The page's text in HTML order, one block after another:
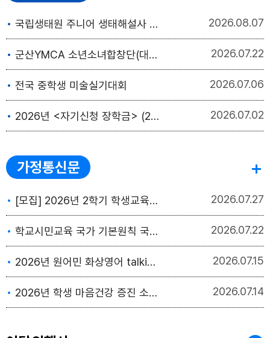
국립생태원 주니어 생태해설사 모집 안내 2026 08.07
군산YMCA 소년소녀합창단(대한민국) & 홍콩입스소년소녀합창단(홍콩) 교류음악회 2026 07.22
전국 중학생 미술실기대회 2026 07.06
2026년 <자기신청 장학금> (2기) 모집 홍보 2026 07.02
가정통신문
[모집] 2026년 2학기 학생교육 수강생 모집 2026 07.27
학교시민교육 국가 기본원칙 국민 의견수렴 2026 07.22
2026년 원어민 화상영어 talking class 3기 신청 모집 안내 2026 07.15
2026년 학생 마음건강 증진 소식지(4호) 2026 07.14